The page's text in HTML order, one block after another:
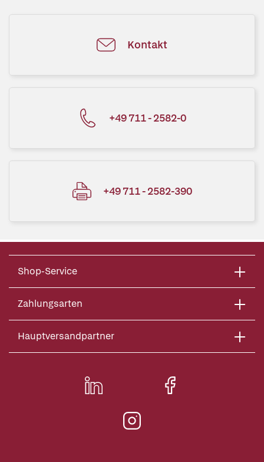
Kontakt
+49 711 - 2582-0
+49 711 - 2582-390
Shop-Service
Zahlungsarten
Hauptversandpartner